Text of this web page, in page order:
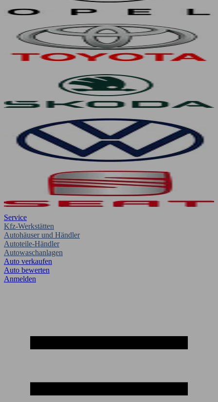
Service
Kfz-Werkstätten
Autohäuser und Händler
Autoteile-Händler
Autowaschanlagen
Auto verkaufen
Auto bewerten
Anmelden